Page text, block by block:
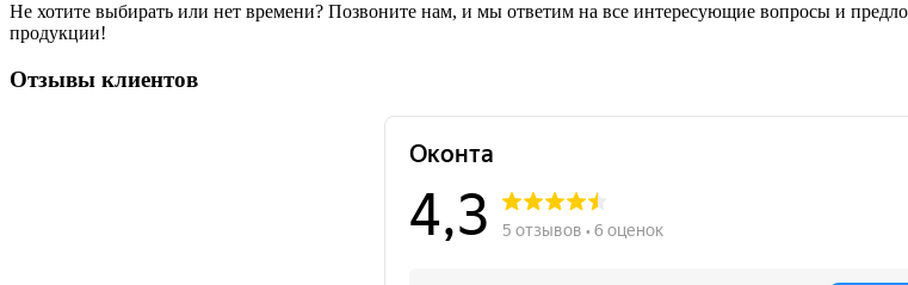
Не хотите выбирать или нет времени? Позвоните нам, и мы ответим на все интересующие вопросы и
продукции!
Отзывы клиентов